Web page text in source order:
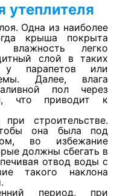
утеплителя
Одна из наиболее
крыша покрыта
влажность легко
слой в таких
парапетов или
Далее, влага
пол через
что приводит к
строительстве.
она была под
во избежание
должны сбегать в
отвод воды с
такого наклона
период, при